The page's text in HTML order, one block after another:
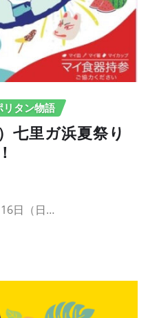
リタン物語
七里ガ浜夏祭り
日（日…